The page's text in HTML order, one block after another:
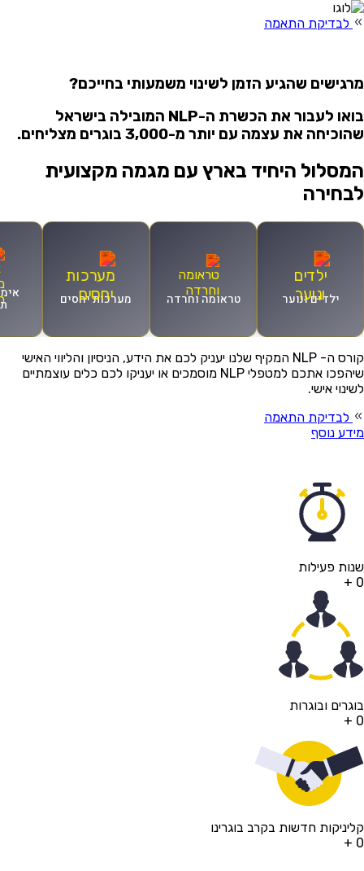
לבדיקת התאמה
שהגיע הזמן לשינוי משמעותי בחייכם?
בואו לעבור את הכשרת ה-NLP המובילה בישראל
את עצמה עם יותר מ-3,000 בוגרים מצליחים.
היחיד בארץ עם מגמה מקצועית
ילדים ונוער טראומה וחרדה מערכות יחסים
קורס ה- NLP המקיף שלנו יעניק לכם את הידע, הניסיון והליווי האישי
שיהפכו אתכם למטפלי NLP מוסמכים או יעניקו לכם כלים עוצמתיים
אישי.
לבדיקת התאמה
נוסף
פעילות
+
ובוגרות
+
חדשות בקרב בוגרינו
+